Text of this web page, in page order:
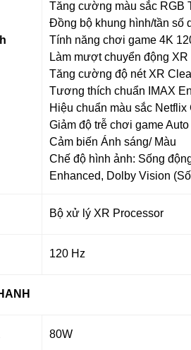
Tăng cường màu sắc RGB
Đồng bộ khung hình/tần số
Tính năng chơi game 4K
Làm mượt chuyển động
Tăng cường độ nét XR
Tương thích chuẩn IMAX
Hiệu chuẩn màu sắc
Giảm độ trễ chơi game
Cảm biến Ánh sáng/ Màu
Chế độ hình ảnh: Sống
Enhanced, Dolby Vision
Bộ xử lý XR Processor
120 Hz
80W